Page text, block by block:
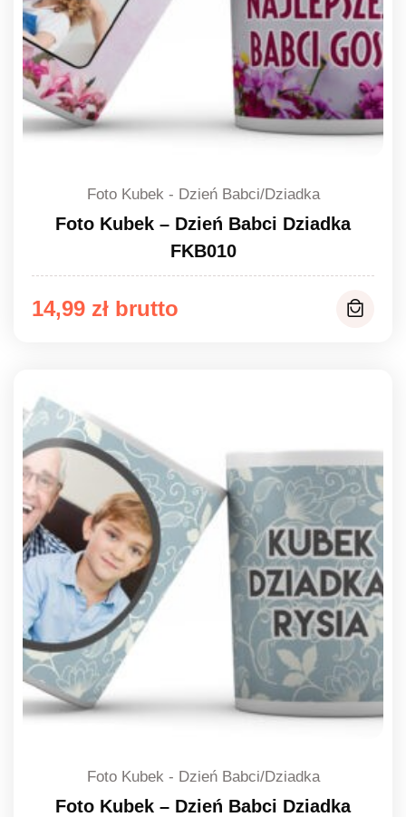
Foto Kubek - Dzień Babci/Dziadka
Foto Kubek – Dzień Babci Dziadka
FKB010
14,99 zł
Foto Kubek - Dzień Babci/Dziadka
Foto Kubek – Dzień Babci Dziadka